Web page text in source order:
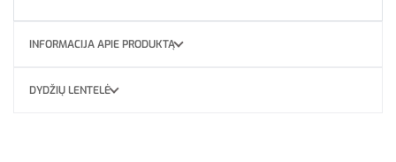
INFORMACIJA APIE PRODUKTĄ
DYDŽIŲ LENTELĖ